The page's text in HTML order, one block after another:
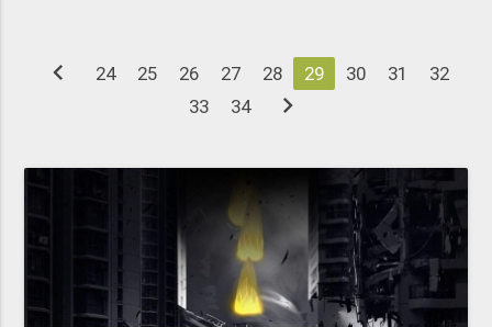
chevron_left 24 25 26 27 28 29 30 31
32
33
34 chevron_right